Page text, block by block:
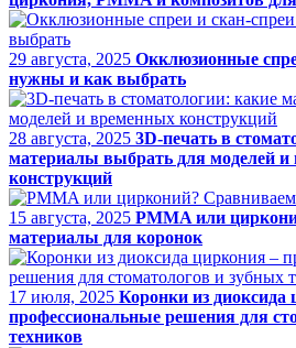
29 августа, 2025 Окклюзионные
нужны и как выбрать
28 августа, 2025 3D-печать в
материалы выбрать для моделей
конструкций
15 августа, 2025 PMMA или
материалы для коронок
17 июля, 2025 Коронки из диоксида
профессиональные решения для
техников